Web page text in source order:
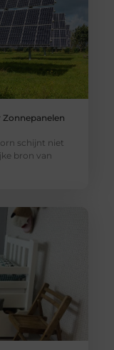
schijnt niet
bron van